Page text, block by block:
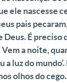
ele nascesse
pais
É preciso
a noite,
luz do
olhos do